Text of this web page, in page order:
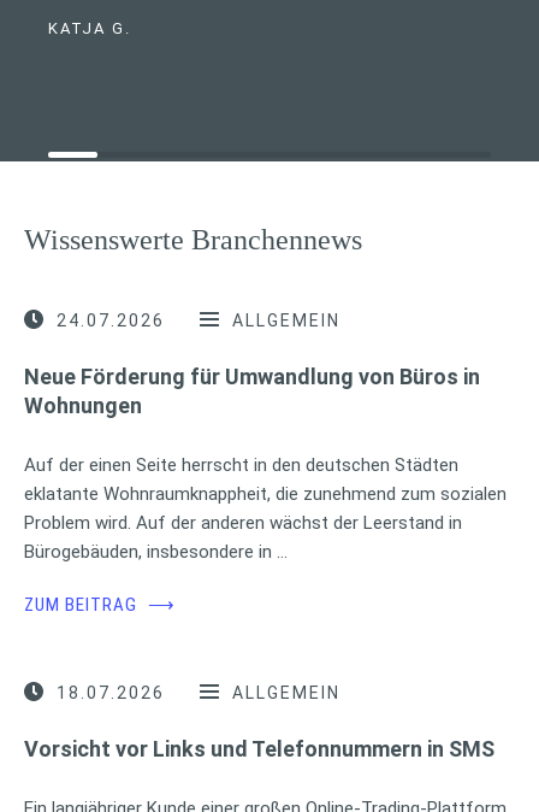
KATJA G.
Wissenswerte Branchennews
24.07.2026 ALLGEMEIN
Neue Förderung für Umwandlung von Büros in
Wohnungen
Auf der einen Seite herrscht in den deutschen Städten
eklatante Wohnraumknappheit, die zunehmend zum sozialen
Problem wird. Auf der anderen wächst der Leerstand in
Bürogebäuden, insbesondere in …
ZUM BEITRAG ⟶
18.07.2026 ALLGEMEIN
Vorsicht vor Links und Telefonnummern in SMS